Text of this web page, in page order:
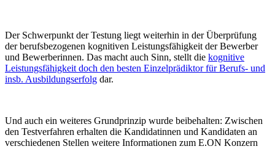
Der Schwerpunkt der Testung liegt weiterhin in der Überprüfung
der berufsbezogenen kognitiven Leistungsfähigkeit der Bewerber
und Bewerberinnen. Das macht auch Sinn, stellt die kognitive
Leistungsfähigkeit doch den besten Einzelprädiktor für Berufs- und
insb. Ausbildungserfolg dar.
Und auch ein weiteres Grundprinzip wurde beibehalten: Zwischen
den Testverfahren erhalten die Kandidatinnen und Kandidaten an
verschiedenen Stellen weitere Informationen zum E.ON Konzern